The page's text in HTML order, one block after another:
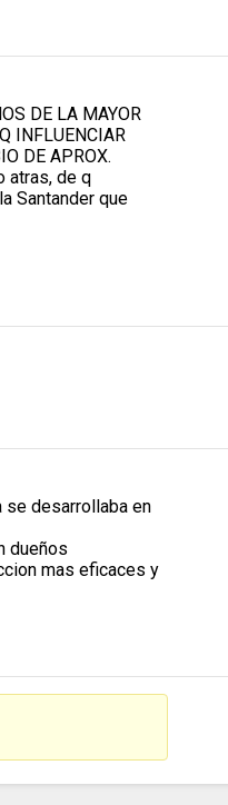
DE LA MAYOR
INFLUENCIAR
DE APROX.
atras, de q
Santander que
se desarrollaba en
dueños
mas eficaces y